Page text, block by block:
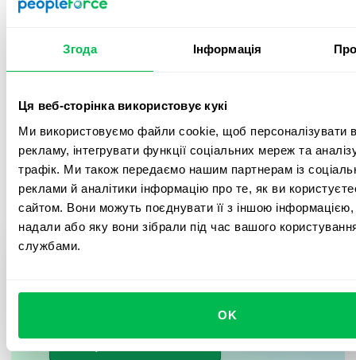
Згода Інформація
Ця веб-сторінка використовує кукі
Ми використовуємо файли cookie, щоб персоналізувати
рекламу, інтегрувати функції соціальних мереж та
трафік. Ми також передаємо нашим партнерам із
реклами й аналітики інформацію про те, як ви
сайтом. Вони можуть поєднувати її з іншою інформацією,
надали або яку вони зібрали під час вашого
службами.
OK
Виняткова підтримка
усі питання того ж дня».
Впровадження лише за 1 місяць
Миттєве 100% залучення співробітників
LATAM-командою
до 5 хвилин, як Open IT? 🚀
Забронювати демо